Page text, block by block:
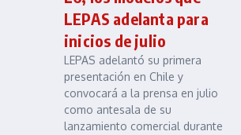
LEPAS adelanta para
inicios de julio
LEPAS adelantó su primera
presentación en Chile y
convocará a la prensa en julio
como antesala de su
lanzamiento comercial durante